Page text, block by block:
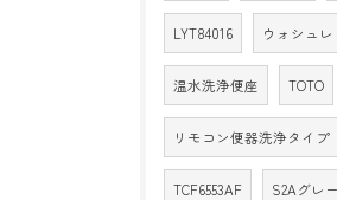
LYT84016 ウォシュレ
温水洗浄便座 TOTO
リモコン便器洗浄タイプ
TCF6553AF S2Aグレ